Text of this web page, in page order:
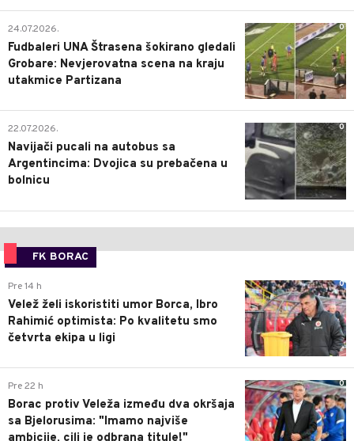
0
24.07.2026.
Fudbaleri UNA Štrasena šokirano gledali
Grobare: Nevjerovatna scena na kraju
utakmice Partizana
0
22.07.2026.
Navijači pucali na autobus sa
Argentincima: Dvojica su prebačena u
bolnicu
FK BORAC
0
Pre 14 h
Velež želi iskoristiti umor Borca, Ibro
Rahimić optimista: Po kvalitetu smo
četvrta ekipa u ligi
0
Pre 22 h
Borac protiv Veleža između dva okršaja
sa Bjelorusima: "Imamo najviše